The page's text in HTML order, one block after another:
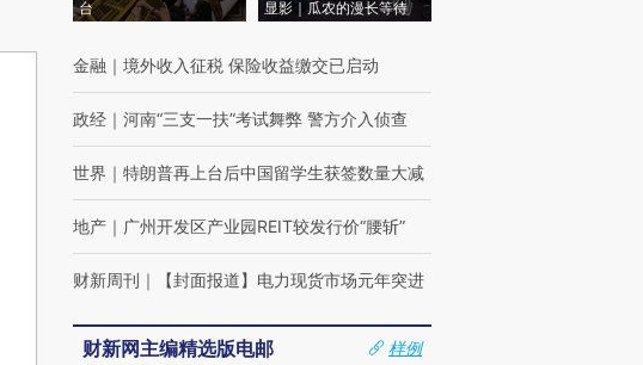
台
显影｜瓜农的漫长等待
金融 ｜ 境外收入征税 保险收益缴交已启动
政经 ｜ 河南“三支一扶”考试舞弊 警方介入侦查
世界 ｜ 特朗普再上台后中国留学生获签数量大减
地产 ｜ 广州开发区产业园REIT较发行价“腰斩”
财新周刊 ｜ 【封面报道】电力现货市场元年突进
财新网主编精选版电邮
样例